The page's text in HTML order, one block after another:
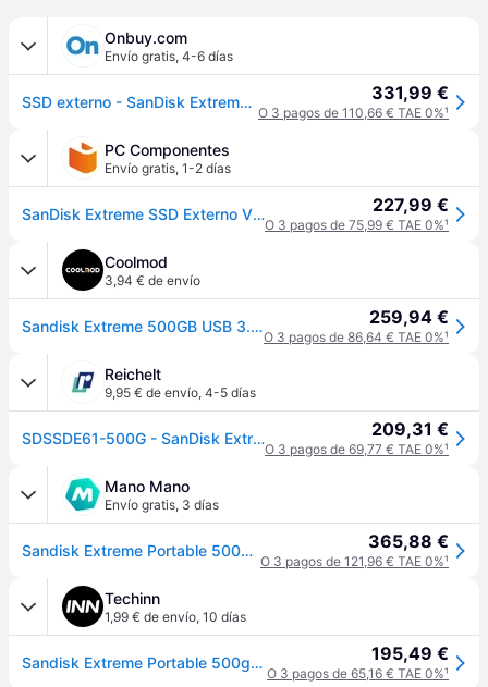
Onbuy.com
Envío gratis, 4-6 días
SSD externo - SanDisk Extreme - 500 GB - Nvme (SDSSDE61-500G-G25) 331,99 €
O 3 pagos de 110,66 € TAE 0%¹
PC Componentes
Envío gratis, 1-2 días
SanDisk Extreme SSD Externo V2 500GB USB-C 227,99 €
O 3 pagos de 75,99 € TAE 0%¹
Coolmod
3,94 € de envío
Sandisk Extreme 500GB USB 3.2 Negro 259,94 €
O 3 pagos de 86,64 € TAE 0%¹
Reichelt
9,95 € de envío, 4-5 días
SDSSDE61-500G - SanDisk Extreme portátil SSD V2, 512 GB 209,31 €
O 3 pagos de 69,77 € TAE 0%¹
Mano Mano
Envío gratis, 3 días
Sandisk Extreme Portable 500gb Negro, Sdssde61-500g-g25 365,88 €
O 3 pagos de 121,96 € TAE 0%¹
Techinn
1,99 € de envío, 10 días
Sandisk Extreme Portable 500gb Ssd Negro 195,49 €
O 3 pagos de 65,16 € TAE 0%¹